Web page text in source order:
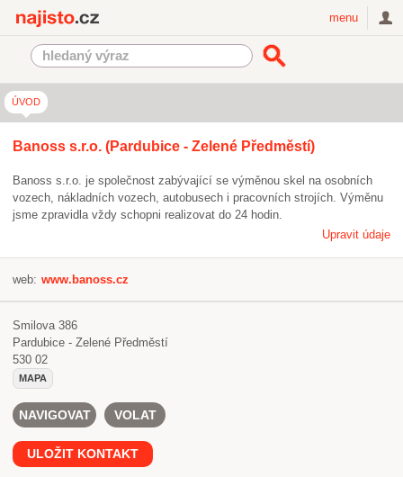
menu
ÚVOD
Banoss s.r.o. (Pardubice - Zelené Předměstí)
Banoss s.r.o. je společnost zabývající se výměnou skel na osobních
vozech, nákladních vozech, autobusech i pracovních strojích. Výměnu
jsme zpravidla vždy schopni realizovat do 24 hodin.
Upravit údaje
web: www.banoss.cz
Smilova 386
Pardubice - Zelené Předměstí
530 02
MAPA
NAVIGOVAT VOLAT
ULOŽIT KONTAKT